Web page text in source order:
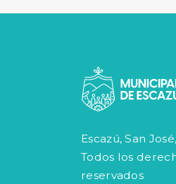
Escazú, San
Todos los
reservados